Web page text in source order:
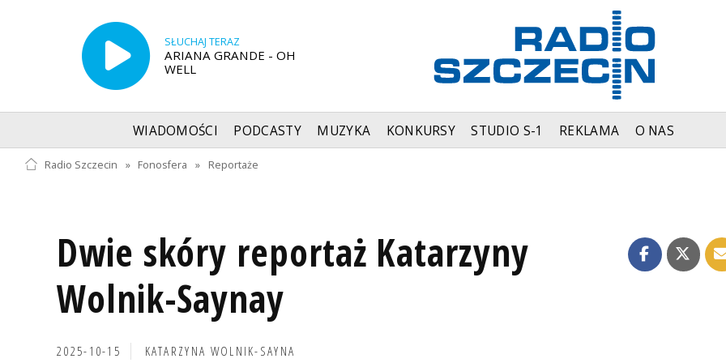
SŁUCHAJ TERAZ
ARIANA GRANDE - OH
WELL
WIADOMOŚCI PODCASTY MUZYKA KONKURSY STUDIO S-1 REKLAMA O NAS
Radio Szczecin » Fonosfera » Reportaże
Dwie skóry reportaż Katarzyny
Wolnik-Saynay
2025-10-15 KATARZYNA WOLNIK-SAYNA